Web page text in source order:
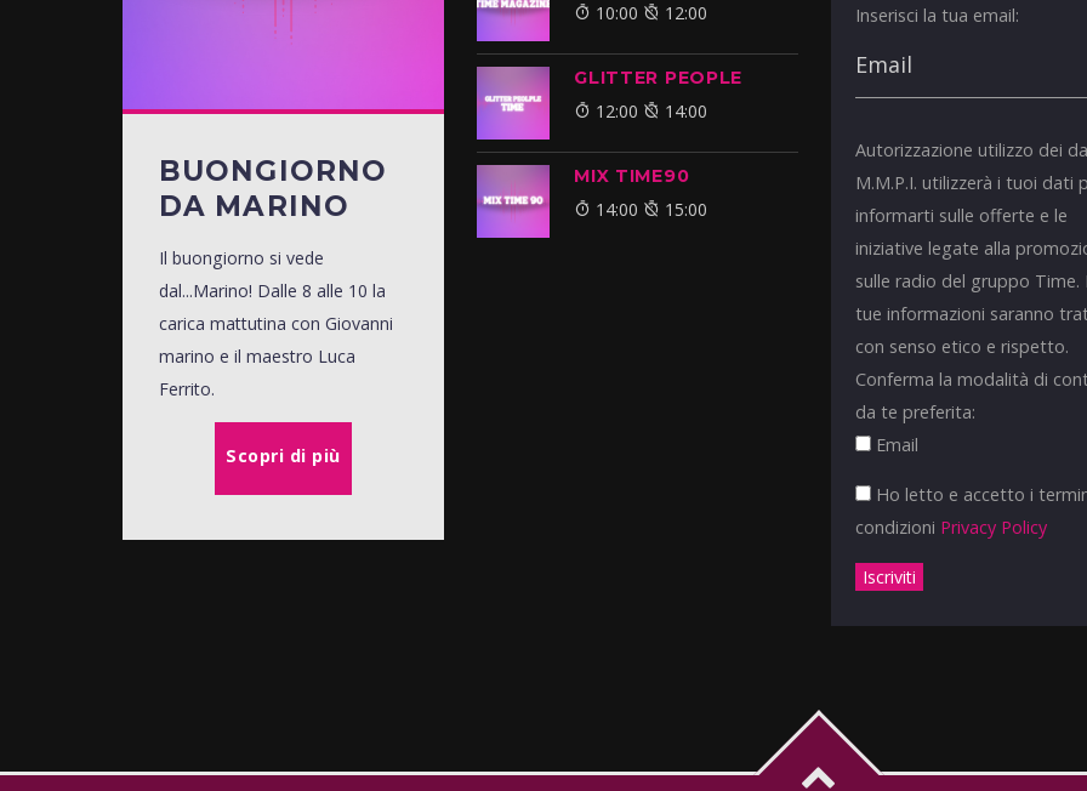
BUONGIORNO
DA MARINO
Il buongiorno si vede
dal...Marino! Dalle 8 alle 10 la
carica mattutina con Giovanni
marino e il maestro Luca
Ferrito.
Scopri di più
10:00 12:00
GLITTER PEOPLE
12:00 14:00
MIX TIME90
14:00 15:00
Inserisci la tua email:
Autorizzazione utilizzo dei
M.M.P.I. utilizzerà i tuoi dati
informarti sulle offerte e le
iniziative legate alla
sulle radio del gruppo Time.
tue informazioni saranno
con senso etico e rispetto.
Conferma la modalità di
da te preferita:
Email
Ho letto e accetto i
condizioni Privacy Policy